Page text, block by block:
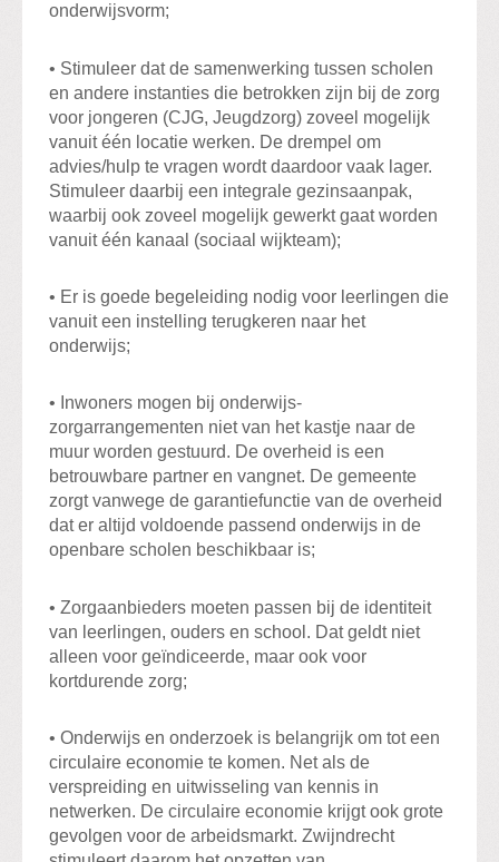
onderwijsvorm;
• Stimuleer dat de samenwerking tussen scholen
en andere instanties die betrokken zijn bij de zorg
voor jongeren (CJG, Jeugdzorg) zoveel mogelijk
vanuit één locatie werken. De drempel om
advies/hulp te vragen wordt daardoor vaak lager.
Stimuleer daarbij een integrale gezinsaanpak,
waarbij ook zoveel mogelijk gewerkt gaat worden
vanuit één kanaal (sociaal wijkteam);
• Er is goede begeleiding nodig voor leerlingen die
vanuit een instelling terugkeren naar het
onderwijs;
• Inwoners mogen bij onderwijs-
zorgarrangementen niet van het kastje naar de
muur worden gestuurd. De overheid is een
betrouwbare partner en vangnet. De gemeente
zorgt vanwege de garantiefunctie van de overheid
dat er altijd voldoende passend onderwijs in de
openbare scholen beschikbaar is;
• Zorgaanbieders moeten passen bij de identiteit
van leerlingen, ouders en school. Dat geldt niet
alleen voor geïndiceerde, maar ook voor
kortdurende zorg;
• Onderwijs en onderzoek is belangrijk om tot een
circulaire economie te komen. Net als de
verspreiding en uitwisseling van kennis in
netwerken. De circulaire economie krijgt ook grote
gevolgen voor de arbeidsmarkt. Zwijndrecht